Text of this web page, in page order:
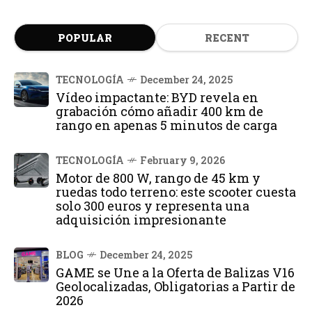
POPULAR RECENT
TECNOLOGÍA December 24, 2025
Vídeo impactante: BYD revela en
grabación cómo añadir 400 km de
rango en apenas 5 minutos de carga
TECNOLOGÍA February 9, 2026
Motor de 800 W, rango de 45 km y
ruedas todo terreno: este scooter cuesta
solo 300 euros y representa una
adquisición impresionante
BLOG December 24, 2025
GAME se Une a la Oferta de Balizas V16
Geolocalizadas, Obligatorias a Partir de
2026